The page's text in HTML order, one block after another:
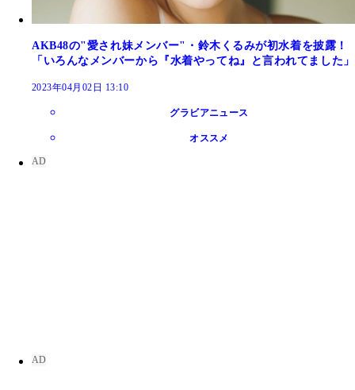
AKB48の"愛され妹メンバー"・鈴木くるみが初水着を披露！
「いろんなメンバーから『水着やってね』と言われてました」
2023年04月02日 13:10
グラビアニュース
オススメ